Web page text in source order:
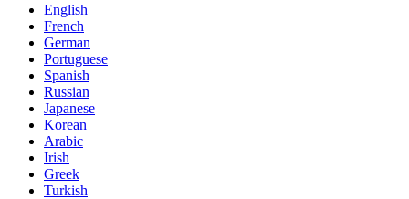
English
French
German
Portuguese
Spanish
Russian
Japanese
Korean
Arabic
Irish
Greek
Turkish